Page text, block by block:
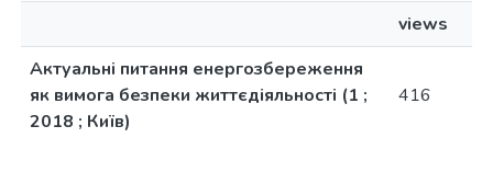
views
Актуальні питання енергозбереження
як вимога безпеки життєдіяльності (1 ;
2018 ; Київ)
416